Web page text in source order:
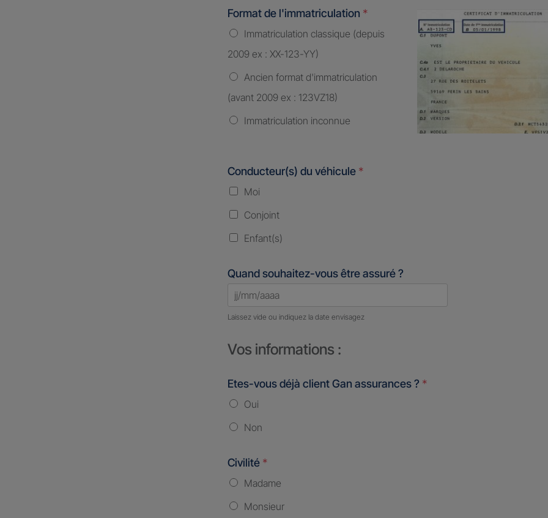
Format de l'immatriculation *
Immatriculation classique (depuis
2009 ex : XX-123-YY)
Ancien format d'immatriculation
(avant 2009 ex : 123VZ18)
Immatriculation inconnue
Conducteur(s) du véhicule *
Moi
Conjoint
Enfant(s)
Quand souhaitez-vous être assuré ?
Laissez vide ou indiquez la date envisagez
Vos informations :
Etes-vous déjà client Gan assurances ? *
Oui
Non
Civilité *
Madame
Monsieur